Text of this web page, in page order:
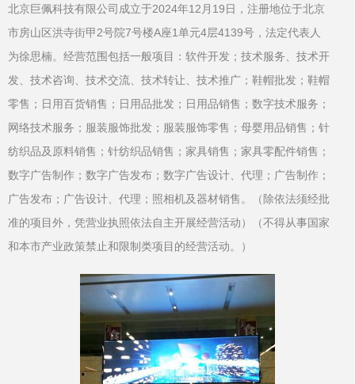
北京巨佩科技有限公司成立于2024年12月19日，注册地位于北京
市房山区洪寺街甲2号院7号楼A座1单元4层4139号，法定代表人
为徐思楠。经营范围包括一般项目：软件开发；技术服务、技术开
发、技术咨询、技术交流、技术转让、技术推广；鞋帽批发；鞋帽
零售；日用百货销售；日用品批发；日用品销售；数字技术服务；
网络技术服务；服装服饰批发；服装服饰零售；母婴用品销售；针
纺织品及原料销售；针纺织品销售；家具销售；家具零配件销售；
数字广告制作；数字广告发布；数字广告设计、代理；广告制作；
广告发布；广告设计、代理；照相机及器材销售。（除依法须经批
准的项目外，凭营业执照依法自主开展经营活动）（不得从事国家
和本市产业政策禁止和限制类项目的经营活动。）